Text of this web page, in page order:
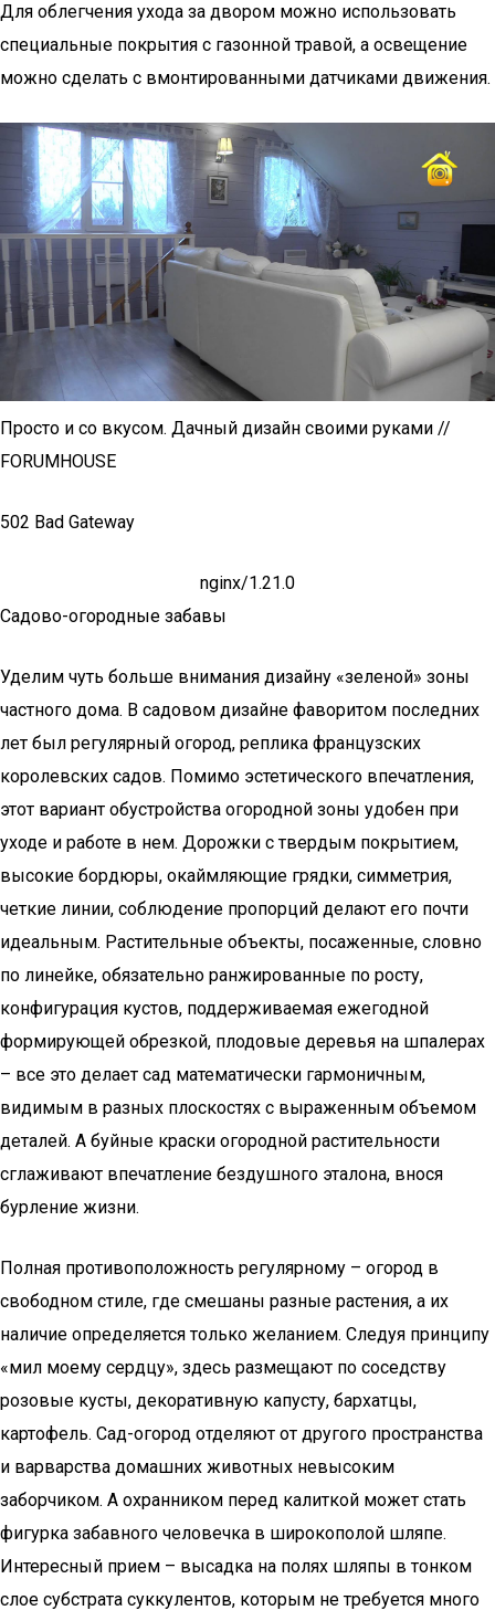
Для облегчения ухода за двором можно использовать
специальные покрытия с газонной травой, а освещение
можно сделать с вмонтированными датчиками движения.
Просто и со вкусом. Дачный дизайн своими руками //
FORUMHOUSE
502 Bad Gateway
nginx/1.21.0
Садово-огородные забавы
Уделим чуть больше внимания дизайну «зеленой» зоны
частного дома. В садовом дизайне фаворитом последних
лет был регулярный огород, реплика французских
королевских садов. Помимо эстетического впечатления,
этот вариант обустройства огородной зоны удобен при
уходе и работе в нем. Дорожки с твердым покрытием,
высокие бордюры, окаймляющие грядки, симметрия,
четкие линии, соблюдение пропорций делают его почти
идеальным. Растительные объекты, посаженные, словно
по линейке, обязательно ранжированные по росту,
конфигурация кустов, поддерживаемая ежегодной
формирующей обрезкой, плодовые деревья на шпалерах
– все это делает сад математически гармоничным,
видимым в разных плоскостях с выраженным объемом
деталей. А буйные краски огородной растительности
сглаживают впечатление бездушного эталона, внося
бурление жизни.
Полная противоположность регулярному – огород в
свободном стиле, где смешаны разные растения, а их
наличие определяется только желанием. Следуя принципу
«мил моему сердцу», здесь размещают по соседству
розовые кусты, декоративную капусту, бархатцы,
картофель. Сад-огород отделяют от другого пространства
и варварства домашних животных невысоким
заборчиком. А охранником перед калиткой может стать
фигурка забавного человечка в широкополой шляпе.
Интересный прием – высадка на полях шляпы в тонком
слое субстрата суккулентов, которым не требуется много